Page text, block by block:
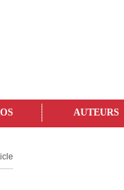
AUTEURS